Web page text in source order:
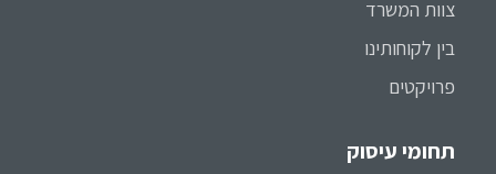
צוות המשרד
בין לקוחותינו
פרויקטים
תחומי עיסוק